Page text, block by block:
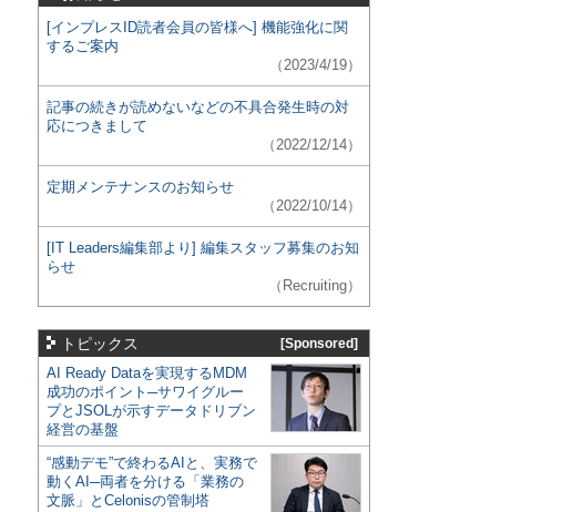
[インプレスID読者会員の皆様へ] 機能強化に関
するご案内
（2023/4/19）
記事の続きが読めないなどの不具合発生時の対
応につきまして
（2022/12/14）
定期メンテナンスのお知らせ
（2022/10/14）
[IT Leaders編集部より] 編集スタッフ募集のお知
らせ
（Recruiting）
トピックス [Sponsored]
AI Ready Dataを実現するMDM
成功のポイント─サワイグルー
プとJSOLが示すデータドリブン
経営の基盤
“感動デモ”で終わるAIと、実務で
動くAI─両者を分ける「業務の
文脈」とCelonisの管制塔